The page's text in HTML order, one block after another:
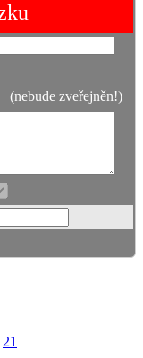
(nebude zveřejněn!)
21